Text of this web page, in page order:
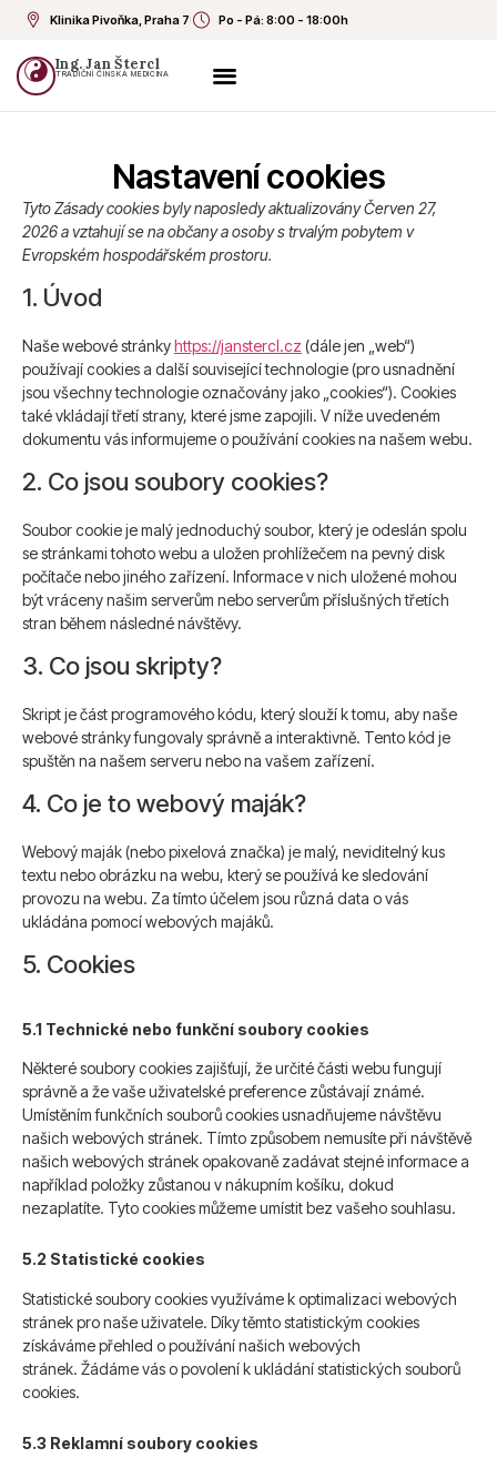
Klinika Pivoňka, Praha 7 Po - Pá: 8:00 - 18:00h
Ing. Jan Štercl
TRADIČNÍ ČÍNSKÁ MEDICÍNA
Nastavení cookies
Tyto Zásady cookies byly naposledy aktualizovány Červen 27,
2026 a vztahují se na občany a osoby s trvalým pobytem v
Evropském hospodářském prostoru.
1. Úvod
Naše webové stránkyhttps://janstercl.cz (dále jen „web“)
používají cookies a další související technologie (pro usnadnění
jsou všechny technologie označovány jako „cookies“). Cookies
také vkládají třetí strany, které jsme zapojili. V níže uvedeném
dokumentu vás informujeme o používání cookies na našem webu.
2. Co jsou soubory cookies?
Soubor cookie je malý jednoduchý soubor, který je odeslán spolu
se stránkami tohoto webu a uložen prohlížečem na pevný disk
počítače nebo jiného zařízení. Informace v nich uložené mohou
být vráceny našim serverům nebo serverům příslušných třetích
stran během následné návštěvy.
3. Co jsou skripty?
Skript je část programového kódu, který slouží k tomu, aby naše
webové stránky fungovaly správně a interaktivně. Tento kód je
spuštěn na našem serveru nebo na vašem zařízení.
4. Co je to webový maják?
Webový maják (nebo pixelová značka) je malý, neviditelný kus
textu nebo obrázku na webu, který se používá ke sledování
provozu na webu. Za tímto účelem jsou různá data o vás
ukládána pomocí webových majáků.
5. Cookies
5.1 Technické nebo funkční soubory cookies
Některé soubory cookies zajišťují, že určité části webu fungují
správně a že vaše uživatelské preference zůstávají známé.
Umístěním funkčních souborů cookies usnadňujeme návštěvu
našich webových stránek. Tímto způsobem nemusíte při návštěvě
našich webových stránek opakovaně zadávat stejné informace a
například položky zůstanou v nákupním košíku, dokud
nezaplatíte. Tyto cookies můžeme umístit bez vašeho souhlasu.
5.2 Statistické cookies
Statistické soubory cookies využíváme k optimalizaci webových
stránek pro naše uživatele. Díky těmto statistickým cookies
získáváme přehled o používání našich webových
stránek. Žádáme vás o povolení k ukládání statistických souborů
cookies.
5.3 Reklamní soubory cookies